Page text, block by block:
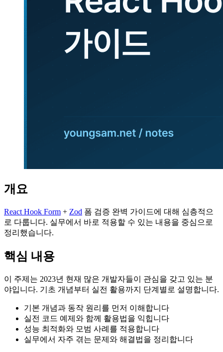
개요
React Hook Form + Zod 폼 검증 완벽 가이드에 대해 심층적으
로 다룹니다. 실무에서 바로 적용할 수 있는 내용을 중심으로
정리했습니다.
핵심 내용
이 주제는 2023년 현재 많은 개발자들이 관심을 갖고 있는 분
야입니다. 기초 개념부터 실전 활용까지 단계별로 설명합니다.
기본 개념과 동작 원리를 먼저 이해합니다
실전 코드 예제와 함께 활용법을 익힙니다
성능 최적화와 모범 사례를 적용합니다
실무에서 자주 겪는 문제와 해결법을 정리합니다